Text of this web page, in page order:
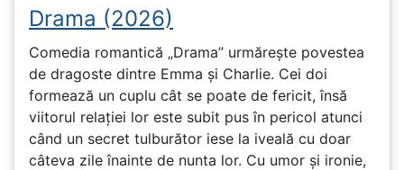
Drama (2026)
Comedia romantică „Drama” urmărește povestea
de dragoste dintre Emma și Charlie. Cei doi
formează un cuplu cât se poate de fericit, însă
viitorul relației lor este subit pus în pericol atunci
când un secret tulburător iese la iveală cu doar
câteva zile înainte de nunta lor. Cu umor și ironie,